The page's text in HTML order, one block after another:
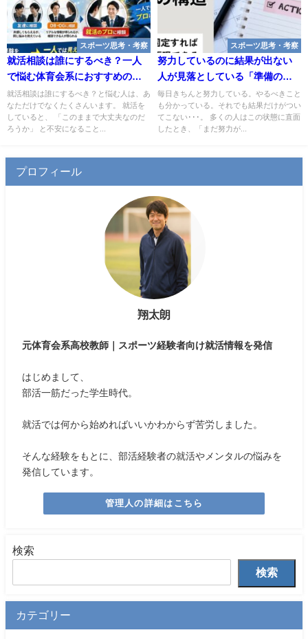
スポーツ思考・考察
就活相談は誰にするべき？一人
で悩む体育会系におすすめの相
手
就活相談は誰にするべき？と悩む人は、あ
なただけでなくたくさんいます。 就活を
していると、 「このままで大丈夫なのだ
ろうか」 と不安になること...
スポーツ思考・考察
努力しているのに結果が出ない
人が見落としている「準備の設
計」
毎日きちんと努力している。やるべきこと
も分かっている。それでも結果だけがつい
てこない･･･。 多くの人はこの状態に直面
したとき、「まだ努力が...
プロフィール
翔太朗
元体育会系高校教師｜スポーツ経験者向け就活情報を発信
はじめまして、
部活一筋だった学生時代。
就活では何から始めればいいかわからず苦労しました。
そんな経験をもとに、部活経験者の就活やメンタルの悩みを
発信しています。
管理人の詳細はこちら
検索
検索
カテゴリー